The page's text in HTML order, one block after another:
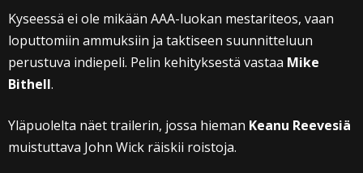
Kyseessä ei ole mikään AAA-luokan mestariteos, vaan
loputtomiin ammuksiin ja taktiseen suunnitteluun
perustuva indiepeli. Pelin kehityksestä vastaa Mike
Bithell.
Yläpuolelta näet trailerin, jossa hieman Keanu Reevesiä
muistuttava John Wick räiskii roistoja.